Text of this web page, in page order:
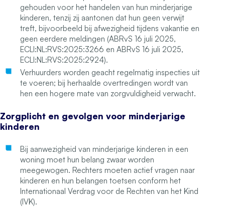
gehouden voor het handelen van hun minderjarige
kinderen, tenzij zij aantonen dat hun geen verwijt
treft, bijvoorbeeld bij afwezigheid tijdens vakantie en
geen eerdere meldingen (ABRvS 16 juli 2025,
ECLI:NL:RVS:2025:3266 en ABRvS 16 juli 2025,
ECLI:NL:RVS:2025:2924).
Verhuurders worden geacht regelmatig inspecties uit
te voeren; bij herhaalde overtredingen wordt van
hen een hogere mate van zorgvuldigheid verwacht.
Zorgplicht en gevolgen voor minderjarige
kinderen
Bij aanwezigheid van minderjarige kinderen in een
woning moet hun belang zwaar worden
meegewogen. Rechters moeten actief vragen naar
kinderen en hun belangen toetsen conform het
Internationaal Verdrag voor de Rechten van het Kind
(IVK).